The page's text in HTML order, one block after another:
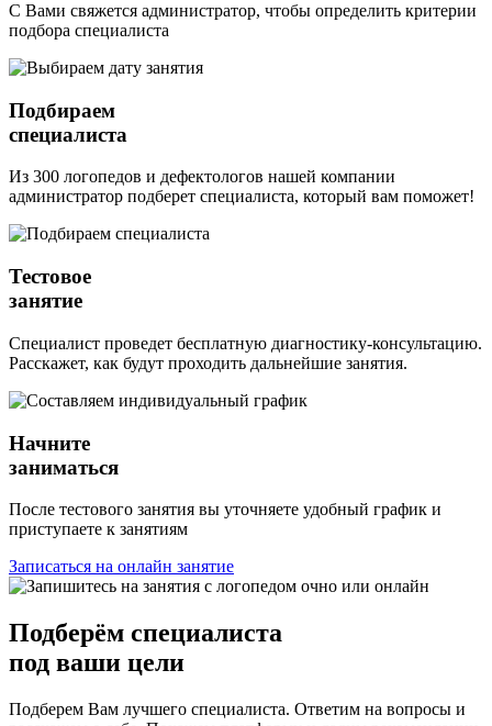
С Вами свяжется администратор, чтобы определить критерии
подбора специалиста
Подбираем
специалиста
Из 300 логопедов и дефектологов нашей компании
администратор подберет специалиста, который вам поможет!
Тестовое
занятие
Специалист проведет бесплатную диагностику-консультацию.
Расскажет, как будут проходить дальнейшие занятия.
Начните
заниматься
После тестового занятия вы уточняете удобный график и
приступаете к занятиям
Записаться на онлайн занятие
Подберём специалиста
под ваши цели
Подберем Вам лучшего специалиста. Ответим на вопросы и